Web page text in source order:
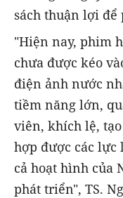
sách thuận lợi để
"Hiện nay, phim
chưa được kéo
điện ảnh nước
tiềm năng lớn,
viên, khích lệ,
hợp được các
cả hoạt hình của
phát triển", TS.